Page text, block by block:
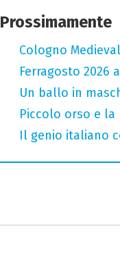
Prossimamente
Cologno
Ferragosto 2026
Un ballo in
Piccolo orso e la
Il genio italiano